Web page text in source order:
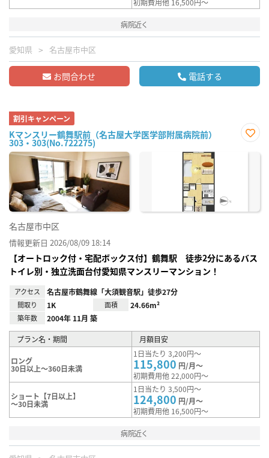
病院近く
愛知県 名古屋市中区
お問合わせ 電話する
割引キャンペーン
Kマンスリー鶴舞駅前（名古屋大学医学部附属病院前）
303・303(No.722275)
に入
名古屋市中区
情報更新日 2026/08/09 18:14
【オートロック付・宅配ボックス付】鶴舞駅 徒歩2分にあるバス
トイレ別・独立洗面台付愛知県マンスリーマンション！
アクセス 名古屋市鶴舞線「大須観音駅」徒歩27分
間取り 1K 面積 24.66m²
築年数 2004年 11月 築
プラン名・期間 月額目安
ロング
30日以上～360日未満
1日当たり 3,200円～
115,800 円/月～
初期費用他 22,000円～
ショート【7日以上】
～30日未満
1日当たり 3,500円～
124,800 円/月～
初期費用他 16,500円～
病院近く